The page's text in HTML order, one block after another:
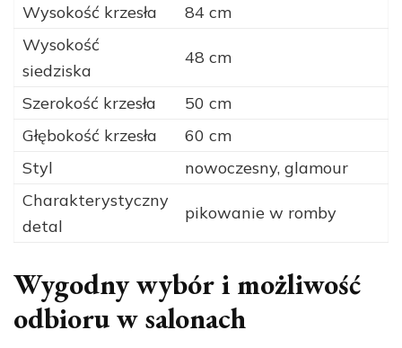
Wysokość krzesła
84 cm
Wysokość
siedziska
48 cm
Szerokość krzesła
50 cm
Głębokość krzesła
60 cm
Styl
nowoczesny, glamour
Charakterystyczny
detal
pikowanie w romby
Wygodny wybór i możliwość
odbioru w salonach